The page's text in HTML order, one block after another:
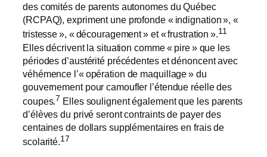
des comités de parents autonomes du Québec
(RCPAQ), expriment une profonde « indignation », «
tristesse », « découragement » et « frustration ».11
Elles décrivent la situation comme « pire » que les
périodes d’austérité précédentes et dénoncent avec
véhémence l’« opération de maquillage » du
gouvernement pour camoufler l’étendue réelle des
coupes.7 Elles soulignent également que les parents
d’élèves du privé seront contraints de payer des
centaines de dollars supplémentaires en frais de
scolarité.17